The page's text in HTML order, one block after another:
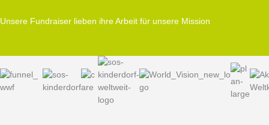
Unsere Fundraiser lieben ihre Arbeit für unsere Mission